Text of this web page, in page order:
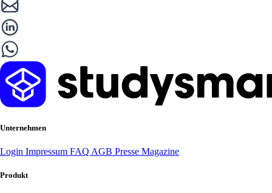
Unternehmen
Login Impressum FAQ AGB Presse Magazine
Produkt